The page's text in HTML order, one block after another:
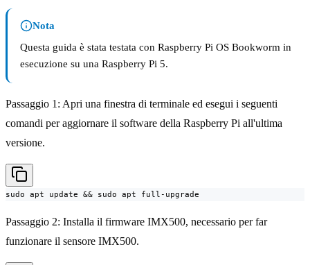
Nota
Questa guida è stata testata con Raspberry Pi OS Bookworm in
esecuzione su una Raspberry Pi 5.
Passaggio 1: Apri una finestra di terminale ed esegui i seguenti
comandi per aggiornare il software della Raspberry Pi all'ultima
versione.
sudo apt update && sudo apt full-upgrade
Passaggio 2: Installa il firmware IMX500, necessario per far
funzionare il sensore IMX500.